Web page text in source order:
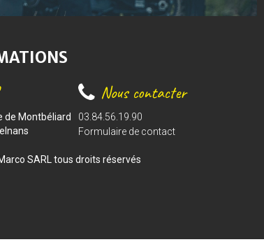
de Montbéliard
Nous contacter
03.84.56.19.90
Formulaire de contact
SARL tous droits réservés